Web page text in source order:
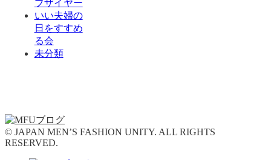
ブザイヤー
いい夫婦の
日をすすめ
る会
未分類
© JAPAN MEN’S FASHION UNITY. ALL RIGHTS
RESERVED.